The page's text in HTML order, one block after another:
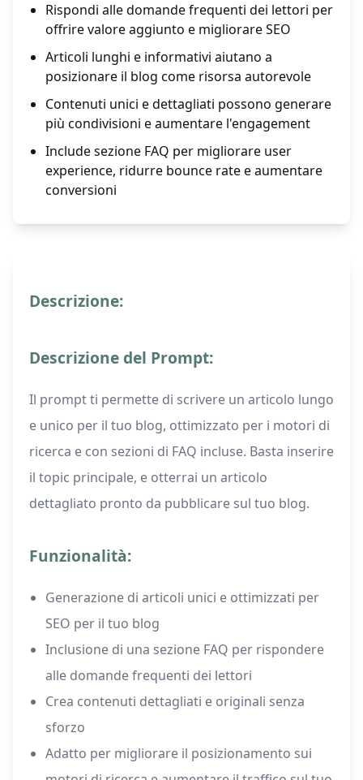
Rispondi alle domande frequenti dei lettori per
offrire valore aggiunto e migliorare SEO
Articoli lunghi e informativi aiutano a
posizionare il blog come risorsa autorevole
Contenuti unici e dettagliati possono generare
più condivisioni e aumentare l'engagement
Include sezione FAQ per migliorare user
experience, ridurre bounce rate e aumentare
conversioni
Descrizione:
Descrizione del Prompt:
Il prompt ti permette di scrivere un articolo lungo
e unico per il tuo blog, ottimizzato per i motori di
ricerca e con sezioni di FAQ incluse. Basta inserire
il topic principale, e otterrai un articolo
dettagliato pronto da pubblicare sul tuo blog.
Funzionalità:
Generazione di articoli unici e ottimizzati per
SEO per il tuo blog
Inclusione di una sezione FAQ per rispondere
alle domande frequenti dei lettori
Crea contenuti dettagliati e originali senza
sforzo
Adatto per migliorare il posizionamento sui